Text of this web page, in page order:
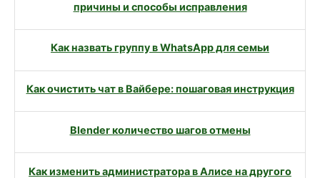
причины и способы исправления
Как назвать группу в WhatsApp для семьи
Как очистить чат в Вайбере: пошаговая инструкция
Blender количество шагов отмены
Как изменить администратора в Алисе на другого